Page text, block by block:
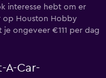
interesse hebt om er
op Houston Hobby
je ongeveer €111 per dag
A-Car-